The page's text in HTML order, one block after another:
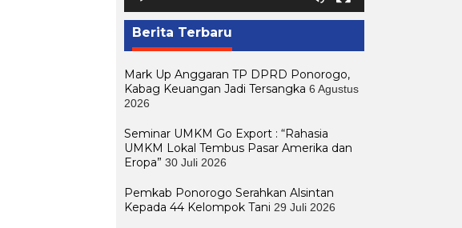
Berita Terbaru
Mark Up Anggaran TP DPRD Ponorogo,
Kabag Keuangan Jadi Tersangka 6 Agustus
2026
Seminar UMKM Go Export : “Rahasia
UMKM Lokal Tembus Pasar Amerika dan
Eropa” 30 Juli 2026
Pemkab Ponorogo Serahkan Alsintan
Kepada 44 Kelompok Tani 29 Juli 2026